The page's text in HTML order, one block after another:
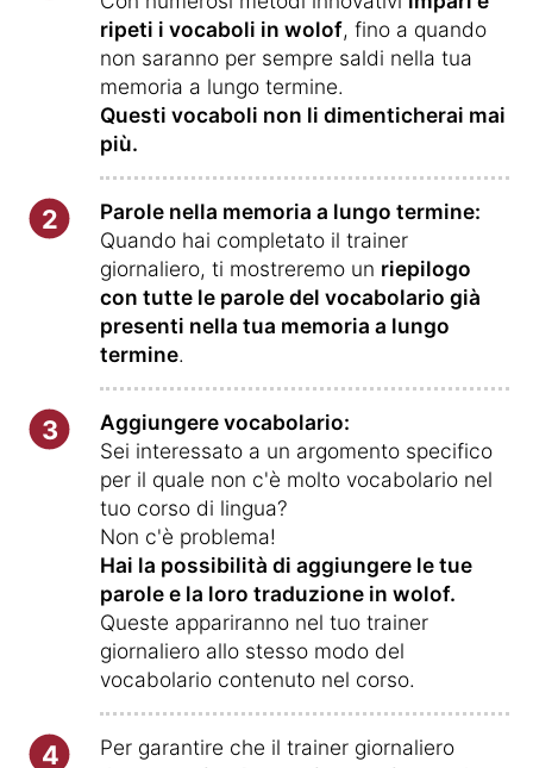
ripeti i vocaboli in wolof, fino a quando
non saranno per sempre saldi nella tua
memoria a lungo termine.
Questi vocaboli non li dimenticherai mai
più.
2
Parole nella memoria a lungo termine:
Quando hai completato il trainer
giornaliero, ti mostreremo un riepilogo
con tutte le parole del vocabolario già
presenti nella tua memoria a lungo
termine.
3
Aggiungere vocabolario:
Sei interessato a un argomento specifico
per il quale non c'è molto vocabolario nel
tuo corso di lingua?
Non c'è problema!
Hai la possibilità di aggiungere le tue
parole e la loro traduzione in wolof.
Queste appariranno nel tuo trainer
giornaliero allo stesso modo del
vocabolario contenuto nel corso.
4
Per garantire che il trainer giornaliero